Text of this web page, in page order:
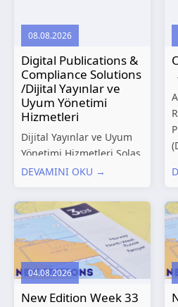
08.08.2026
Digital Publications &
Compliance Solutions
/Dijital Yayınlar ve
Uyum Yönetimi
Hizmetleri
Dijital Yayınlar ve Uyum
Yönetimi Hizmetleri Solas
Marine, denizcilik
düzenleyici gereklilikleri
ve dijitalleşen
operasyonel ihtiyaçları
doğrultusunda kapsamlı
Dijital Yayınlar ve Uyum
Yönetimi çözümleri
sunmaktadır.
DEVAMINI OKU →
04.08.2026
New Edition Week 33